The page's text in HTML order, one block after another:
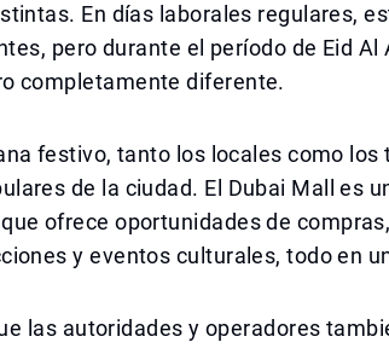
En días laborales regulares,
pero durante el período de Eid Al
completamente diferente.
festivo, tanto los locales como los
de la ciudad. El Dubai Mall es
ofrece oportunidades de
y eventos culturales, todo en
las autoridades y operadores